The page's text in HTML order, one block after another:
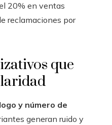
20% en ventas
reclamaciones por
que
y número de
generan ruido y